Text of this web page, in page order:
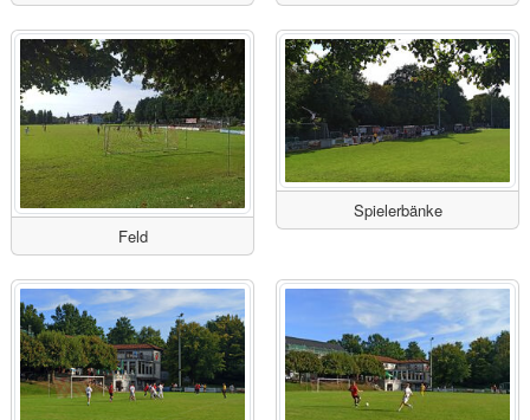
Feld
Spielerbänke